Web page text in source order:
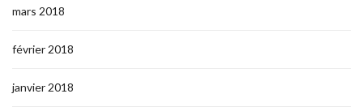
mars 2018
février 2018
janvier 2018